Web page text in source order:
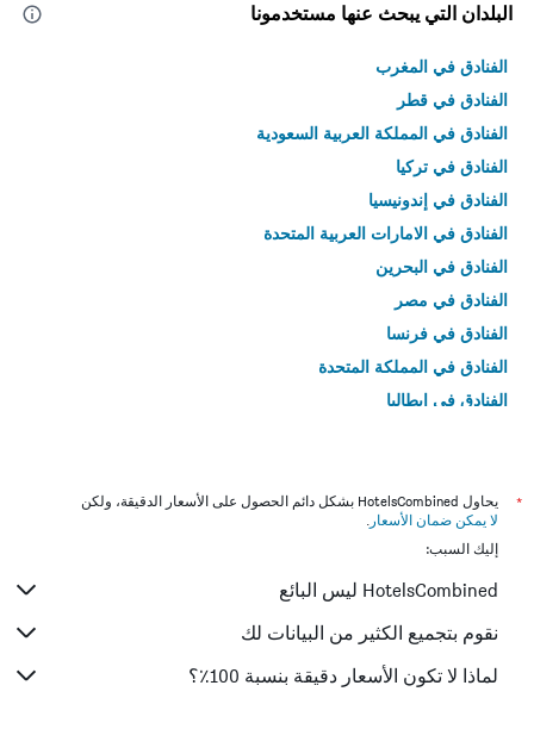
البلدان التي يبحث عنها مستخدمونا
الفنادق في المغرب
الفنادق في قطر
الفنادق في المملكة العربية السعودية
الفنادق في تركيا
الفنادق في إندونيسيا
الفنادق في الامارات العربية المتحدة
الفنادق في البحرين
الفنادق في مصر
الفنادق في فرنسا
الفنادق في المملكة المتحدة
الفنادق في إيطاليا
*
يحاول HotelsCombined بشكل دائم الحصول على الأسعار الدقيقة، ولكن
لا يمكن ضمان الأسعار .
إليك السبب:
HotelsCombined ليس البائع
نقوم بتجميع الكثير من البيانات لك
لماذا لا تكون الأسعار دقيقة بنسبة 100٪؟